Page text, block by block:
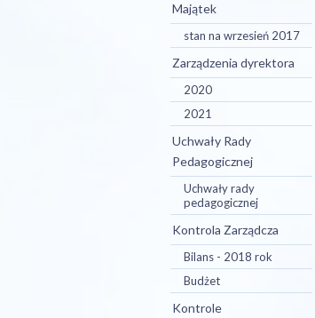
Majątek
stan na wrzesień 2017
Zarządzenia dyrektora
2020
2021
Uchwały Rady
Pedagogicznej
Uchwały rady
pedagogicznej
Kontrola Zarządcza
Bilans - 2018 rok
Budżet
Kontrole